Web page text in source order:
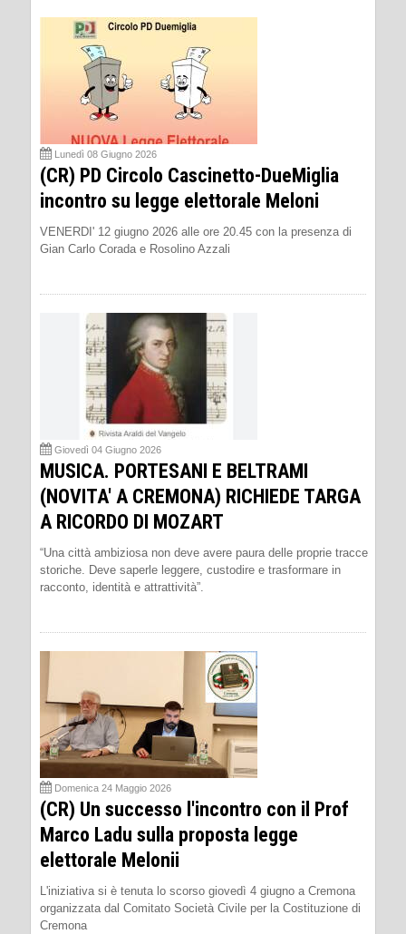
Lunedì 08 Giugno 2026
(CR) PD Circolo Cascinetto-DueMiglia
incontro su legge elettorale Meloni
VENERDI' 12 giugno 2026 alle ore 20.45 con la presenza di
Gian Carlo Corada e Rosolino Azzali
Giovedì 04 Giugno 2026
MUSICA. PORTESANI E BELTRAMI
(NOVITA' A CREMONA) RICHIEDE TARGA
A RICORDO DI MOZART
“Una città ambiziosa non deve avere paura delle proprie tracce
storiche. Deve saperle leggere, custodire e trasformare in
racconto, identità e attrattività”.
Domenica 24 Maggio 2026
(CR) Un successo l'incontro con il Prof
Marco Ladu sulla proposta legge
elettorale Melonii
L'iniziativa si è tenuta lo scorso giovedì 4 giugno a Cremona
organizzata dal Comitato Società Civile per la Costituzione di
Cremona